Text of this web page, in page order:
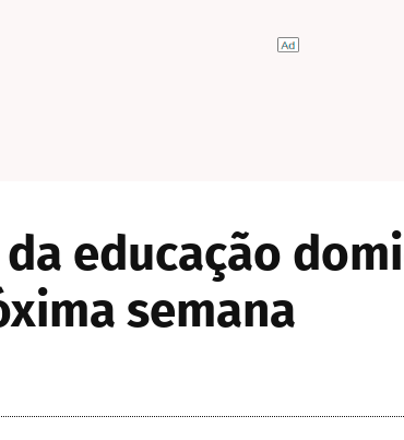
educação
semana